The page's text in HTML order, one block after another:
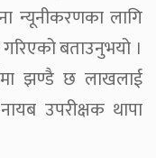
न्यूनीकरणका लागि
बताउनुभयो ।
झण्डै छ लाखलाई
उपरीक्षक थापा